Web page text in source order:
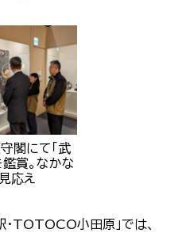
閣にて「武
鑑賞。なかな
応え
TOTOCO小田原」では、